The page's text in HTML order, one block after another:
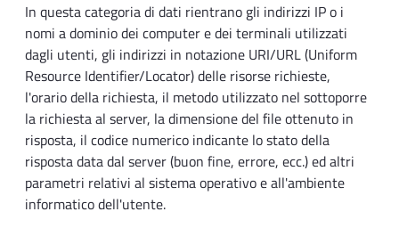
In questa categoria di dati rientrano gli indirizzi IP o i
nomi a dominio dei computer e dei terminali utilizzati
dagli utenti, gli indirizzi in notazione URI/URL (Uniform
Resource Identifier/Locator) delle risorse richieste,
l'orario della richiesta, il metodo utilizzato nel sottoporre
la richiesta al server, la dimensione del file ottenuto in
risposta, il codice numerico indicante lo stato della
risposta data dal server (buon fine, errore, ecc.) ed altri
parametri relativi al sistema operativo e all'ambiente
informatico dell'utente.